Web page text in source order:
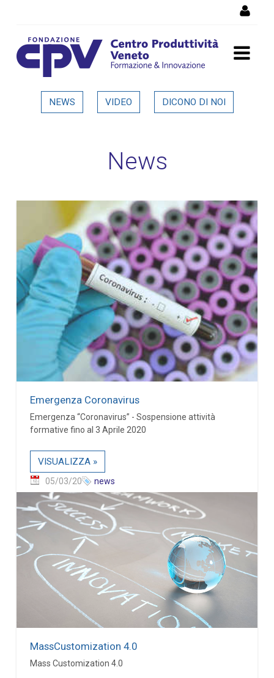
Dettaglio in evidenza
NEWS VIDEO DICONO DI NOI
News
Emergenza Coronavirus
Emergenza “Coronavirus” - Sospensione attività
formative fino al 3 Aprile 2020
VISUALIZZA »
05/03/20 news
MassCustomization 4.0
Mass Customization 4.0